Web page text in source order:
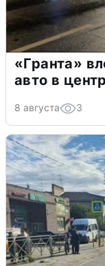
«Гранта»
авто в
8 августа 3